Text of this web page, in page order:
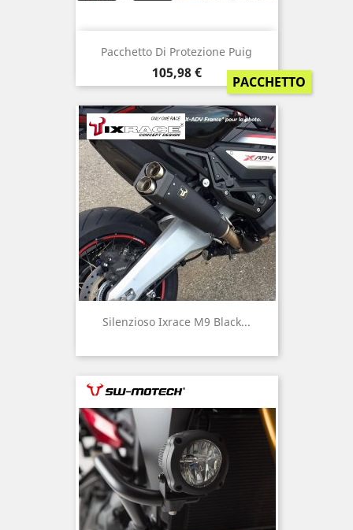
Pacchetto Di Protezione Puig
Prezzo
105,98 €
PACCHETTO
Silenzioso Ixrace M9 Black...